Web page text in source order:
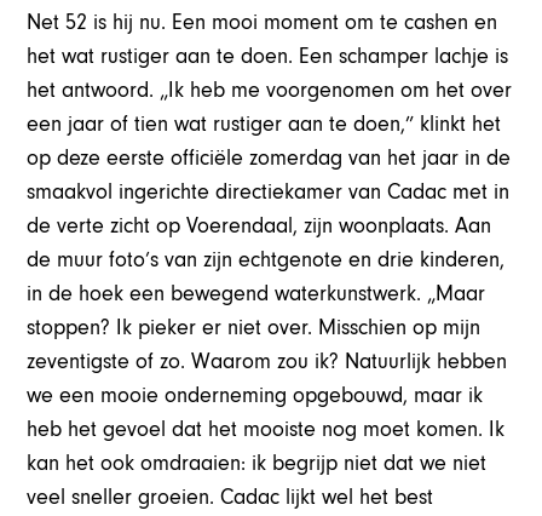
Net 52 is hij nu. Een mooi moment om te cashen en
het wat rustiger aan te doen. Een schamper lachje is
het antwoord. „Ik heb me voorgenomen om het over
een jaar of tien wat rustiger aan te doen,” klinkt het
op deze eerste officiële zomerdag van het jaar in de
smaakvol ingerichte directiekamer van Cadac met in
de verte zicht op Voerendaal, zijn woonplaats. Aan
de muur foto’s van zijn echtgenote en drie kinderen,
in de hoek een bewegend waterkunstwerk. „Maar
stoppen? Ik pieker er niet over. Misschien op mijn
zeventigste of zo. Waarom zou ik? Natuurlijk hebben
we een mooie onderneming opgebouwd, maar ik
heb het gevoel dat het mooiste nog moet komen. Ik
kan het ook omdraaien: ik begrijp niet dat we niet
veel sneller groeien. Cadac lijkt wel het best